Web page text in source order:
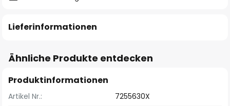
Lieferinformationen
Ähnliche Produkte entdecken
Produktinformationen
Artikel Nr.: 7255630X